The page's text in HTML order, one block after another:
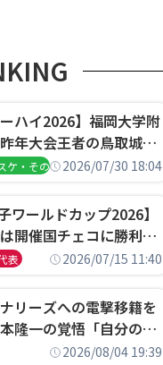
ーハイ2026】福岡大学附
年大会王者の鳥取城北
阪薫英女学院は岐阜女
ケ・その他2026/07/30 18:04
ワールドカップ2026】
開催国チェコに勝利し
ープ3連勝で首位通
表 2026/07/15 11:40
リーズへの電撃移籍を
隆一の覚悟「自分のエ
っぽけなことのため
2026/08/04 19:39